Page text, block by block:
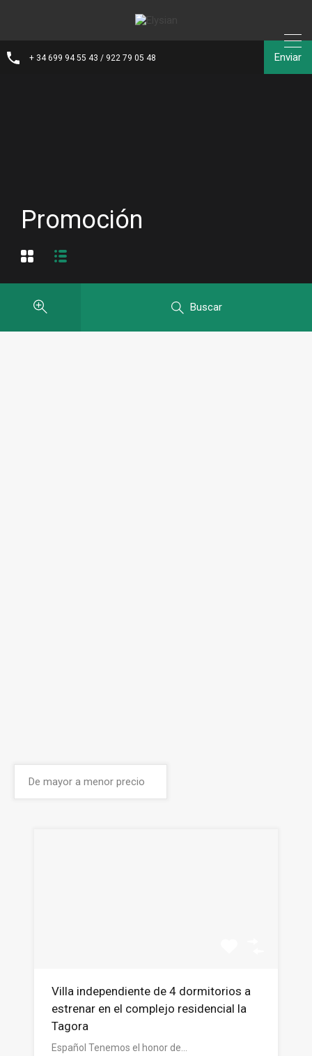
+ 34 699 94 55 43 / 922 79 05 48 Enviar
Promoción
Buscar
Villa independiente de 4 dormitorios a
estrenar en el complejo residencial la
Tagora
Español Tenemos el honor de…